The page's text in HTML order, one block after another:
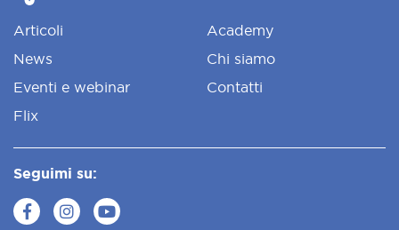
Articoli
News
Eventi e webinar
Flix
Academy
Chi siamo
Contatti
Seguimi su: